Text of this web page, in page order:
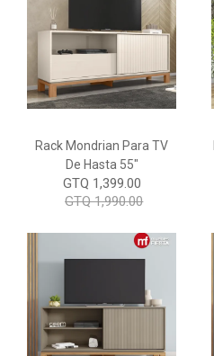
Rack Mondrian Para TV
De Hasta 55"
GTQ 1,399.00
GTQ 1,990.00